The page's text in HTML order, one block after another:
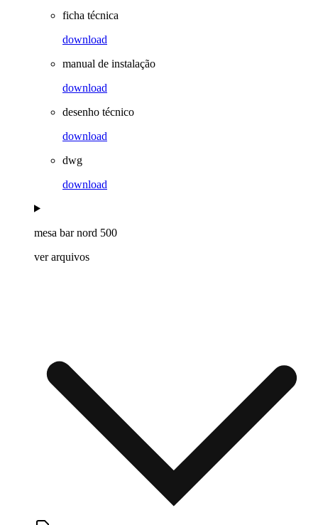
ficha técnica
download
manual de instalação
download
desenho técnico
download
dwg
download
mesa bar nord 500
ver arquivos